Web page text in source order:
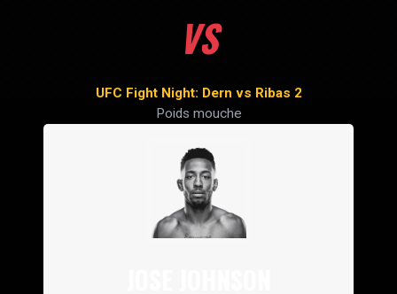
VS
UFC Fight Night: Dern vs Ribas 2
Poids mouche